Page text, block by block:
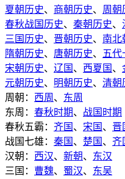
夏朝历史、 商朝历史、 周朝
春秋战国历史、 秦朝历史、
三国历史、 晋朝历史、 南北
隋朝历史、 唐朝历史、
五代
宋朝历史、 辽国 、 西夏国 、
元朝历史、 明朝历史、 清朝
周朝： 西周 、 东周
东周： 春秋时期、 战国时期
春秋五霸： 齐国 、 宋国 、 晋
战国七雄： 秦国 、 楚国 、 齐
汉朝： 西汉、 新朝、 东汉
三国： 曹魏、 蜀汉、 东吴